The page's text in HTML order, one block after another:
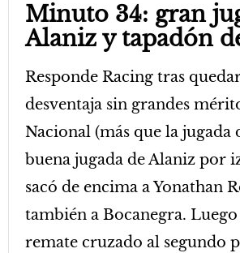
Minuto 34: gran
Alaniz y tapadón
Responde Racing tras
desventaja sin grandes
Nacional (más que la jugada
buena jugada de Alaniz por
sacó de encima a Yonathan
también a Bocanegra. Luego
remate cruzado al segundo